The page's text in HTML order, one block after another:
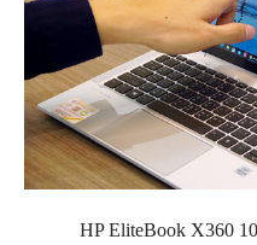
HP EliteBook X360